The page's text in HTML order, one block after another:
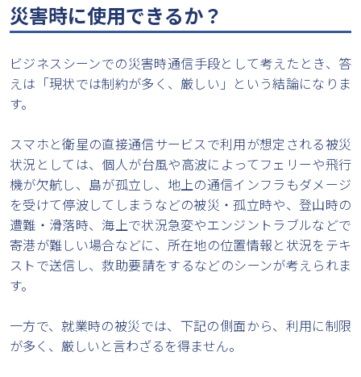
災害時に使用できるか？
ビジネスシーンでの災害時通信手段として考えたとき、答
えは「現状では制約が多く、厳しい」という結論になりま
す。
スマホと衛星の直接通信サービスで利用が想定される被災
状況としては、個人が台風や高波によってフェリーや飛行
機が欠航し、島が孤立し、地上の通信インフラもダメージ
を受けて停波してしまうなどの被災・孤立時や、登山時の
遭難・滑落時、海上で状況急変やエンジントラブルなどで
寄港が難しい場合などに、所在地の位置情報と状況をテキ
ストで送信し、救助要請をするなどのシーンが考えられま
す。
一方で、就業時の被災では、下記の側面から、利用に制限
が多く、厳しいと言わざるを得ません。